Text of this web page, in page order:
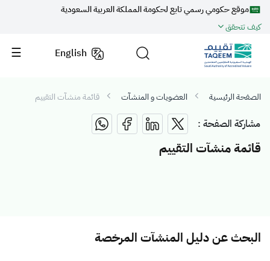
موقع حكومي رسمي تابع لحكومة المملكة العربية السعودية
كيف تتحقق
English
الصفحة الرئيسية العضويات و المنشآت قائمة منشآت التقييم
مشاركة الصفحة :
قائمة منشآت التقييم
البحث عن دليل المنشآت المرخصة